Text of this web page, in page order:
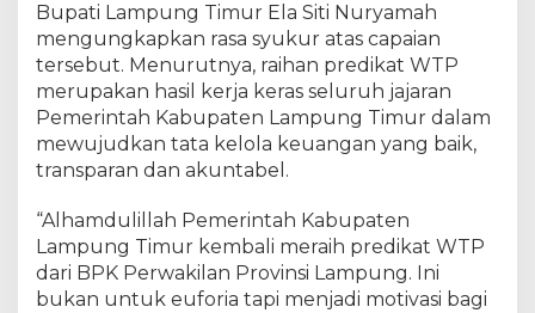
r
a
n
D
a
n
A
k
n
t
a
b
e
Bupati Lampung Timur Ela Siti Nuryamah
mengungkapkan rasa syukur atas capaian
tersebut. Menurutnya, raihan predikat WTP
merupakan hasil kerja keras seluruh jajaran
Pemerintah Kabupaten Lampung Timur dalam
mewujudkan tata kelola keuangan yang baik,
transparan dan akuntabel.
“Alhamdulillah Pemerintah Kabupaten
Lampung Timur kembali meraih predikat WTP
dari BPK Perwakilan Provinsi Lampung. Ini
bukan untuk euforia tapi menjadi motivasi bagi